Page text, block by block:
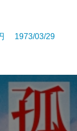
1973/03/29